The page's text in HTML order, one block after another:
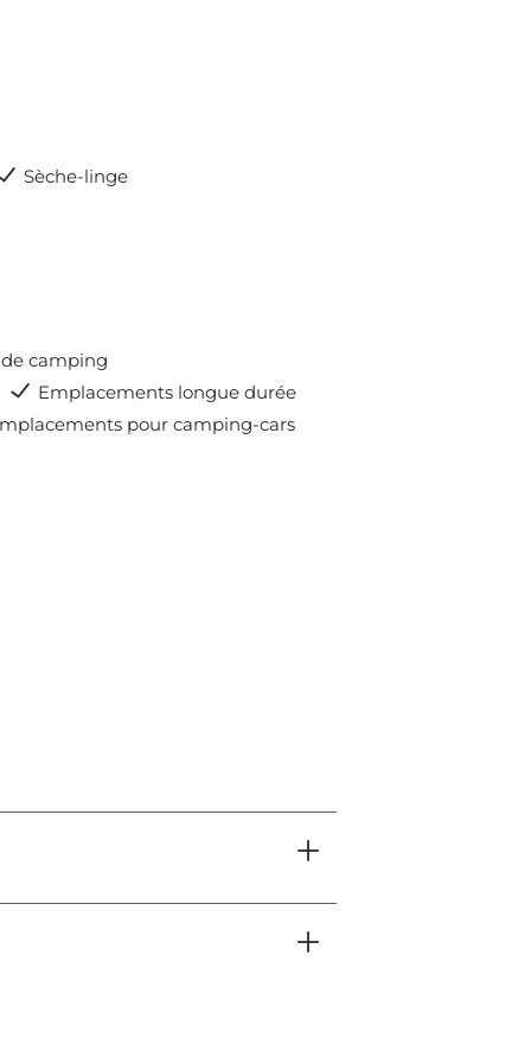
Sèche-linge
camping
Emplacements longue durée
pour camping-cars